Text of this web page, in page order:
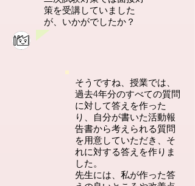
策を受講していました
が、いかがでしたか？
そうですね、授業では、
過去4年分のすべての質問
に対して答えを作った
り、自分が書いた活動報
告書から考えられる質問
を用意していただき、そ
れに対する答えを作りま
した。
先生には、私が作った答